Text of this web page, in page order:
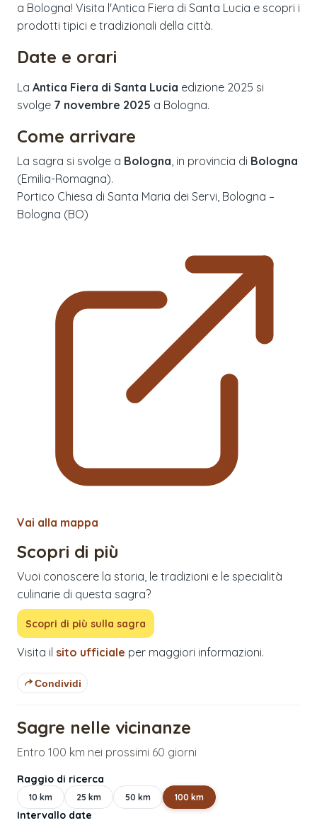
a Bologna! Visita l'Antica Fiera di Santa Lucia e scopri i
prodotti tipici e tradizionali della città.
Date e orari
La Antica Fiera di Santa Lucia edizione 2025 si
svolge 7 novembre 2025 a Bologna.
Come arrivare
La sagra si svolge a Bologna, in provincia di Bologna
(Emilia-Romagna).
Portico Chiesa di Santa Maria dei Servi, Bologna –
Bologna (BO)
Vai alla mappa
Scopri di più
Vuoi conoscere la storia, le tradizioni e le specialità
culinarie di questa sagra?
Scopri di più sulla sagra
Visita il sito ufficiale per maggiori informazioni.
Condividi
Sagre nelle vicinanze
Entro 100 km nei prossimi 60 giorni
Raggio di ricerca
10 km 25 km 50 km 100 km
Intervallo date